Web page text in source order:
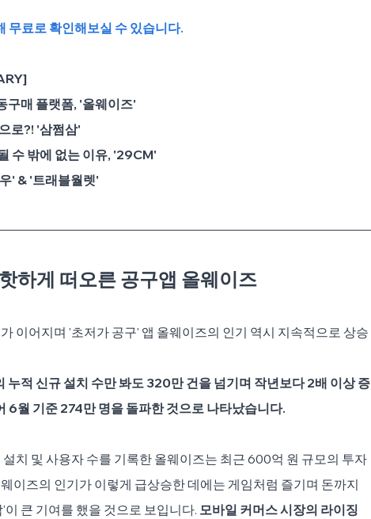
무료로 확인해보실 수 있습니다.
구매 플랫폼, '올웨이즈'
로?! '삼쩜삼'
수 밖에 없는 이유, '29CM'
' & '트래블월렛'
하게 떠오른 공구앱 올웨이즈
이어지며 '초저가 공구' 앱 올웨이즈의 인기 역시 지속적으로 상승
적 신규 설치 수만 봐도 320만 건을 넘기며 작년보다 2배 이상 증
6월 기준 274만 명을 돌파한 것으로 나타났습니다.
치 및 사용자 수를 기록한 올웨이즈는 최근 600억 원 규모의 투자
이즈의 인기가 이렇게 급상승한 데에는 게임처럼 즐기며 돈까지
큰 기여를 했을 것으로 보입니다. 모바일 커머스 시장의 라이징